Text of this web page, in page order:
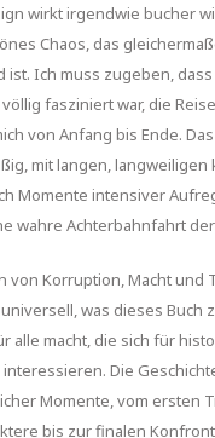
wirkt irgendwie bucher
Chaos, das
ist. Ich muss zugeben,
fasziniert war, die
von Anfang bis Ende.
mit langen,
Momente intensiver
wahre Achterbahnfahrt
von Korruption, Macht und
was dieses Buch
alle macht, die sich für
Die
Momente, vom ersten
bis zur finalen